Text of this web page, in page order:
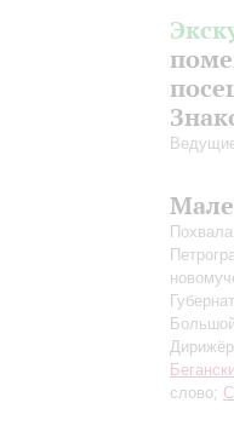
слово;